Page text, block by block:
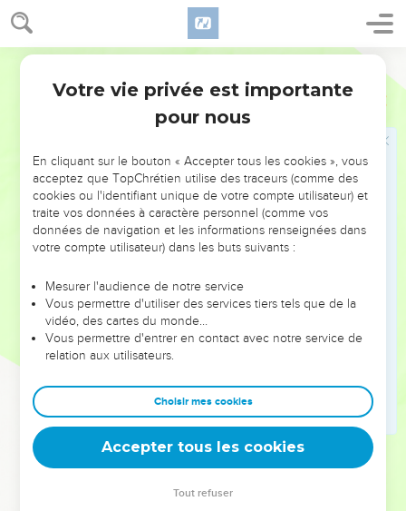
1 Rois 7
Le roi les fit fondre dans la plaine du *Jourdain, dans des
couches d’argile, entre Soukkoth et Tsartân.
Salomon mit en place tous ces objets ; on ne pouvait
évaluer le poids de bronze utilisé, car la quantité en était
trop grande.
Il fit encore fabriquer tous les autres objets destinés au
sur laquelle on plaçait les pains exposés devant l’Eternel,
les chandeliers d’or fin avec leurs lampes, placés cinq à
droite et cinq à gauche devant la salle du fond, avec leurs
fleurons, leurs lampes et les mouchettes en or,
brasiers d’or fin, ainsi que les gonds en or pour les portes de
l’intérieur du Temple, à l’entrée du lieu très-saint, et pour les
portes de la grande salle, à l’entrée du Temple.
51
Quand tous les travaux que le roi Salomon fit exécuter
pour le Temple de l’Eternel furent achevés, Salomon fit
apporter les objets que son père David avait consacrés :
l’argent, l’or et les ustensiles, et il les déposa dans le trésor
du Temple de l’Eternel.
La Bible Du Semeur Copyright © 1992, 1999 by Biblica, Inc.® Used by permission.
Votre vie privée est importante
pour nous
En cliquant sur le bouton « Accepter tous les cookies », vous
acceptez que TopChrétien utilise des traceurs (comme des
cookies ou l'identifiant unique de votre compte utilisateur) et
traite vos données à caractère personnel (comme vos
données de navigation et les informations renseignées dans
votre compte utilisateur) dans les buts suivants :
Mesurer l'audience de notre service
Vous permettre d'utiliser des services tiers tels que de la
vidéo, des cartes du monde…
Vous permettre d'entrer en contact avec notre service de
relation aux utilisateurs.
Choisir mes cookies
Accepter tous les cookies
Tout refuser